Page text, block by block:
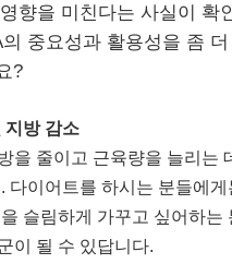
향을 미친다는 사실이 확
중요성과 활용성을 좀 더
?
지방 감소
을 줄이고 근육량을 늘리는
다이어트를 하시는 분들에게
슬림하게 가꾸고 싶어하는
이 될 수 있답니다.